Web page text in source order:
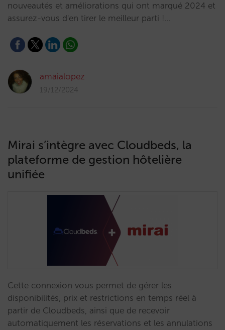
nouveautés et améliorations qui ont marqué 2024 et
assurez-vous d'en tirer le meilleur parti !…
amaialopez
19/12/2024
Mirai s’intègre avec Cloudbeds, la
plateforme de gestion hôtelière
unifiée
Cette connexion vous permet de gérer les
disponibilités, prix et restrictions en temps réel à
partir de Cloudbeds, ainsi que de recevoir
automatiquement les réservations et les annulations